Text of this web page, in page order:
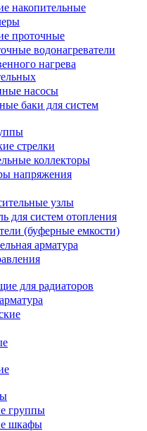
накопительные
проточные
водонагреватели
нагрева
насосы
баки для систем
стрелки
коллекторы
напряжения
узлы
для систем отопления
(буферные емкости)
арматура
для радиаторов
группы
шкафы